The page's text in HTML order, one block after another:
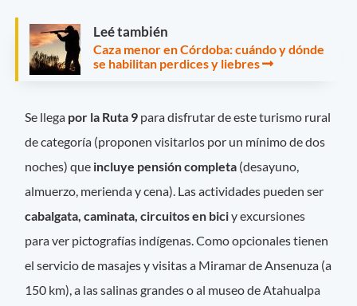
Leé también
Caza menor en Córdoba: cuándo y dónde
se habilitan perdices y liebres
Se llega por la Ruta 9 para disfrutar de este turismo rural
de categoría (proponen visitarlos por un mínimo de dos
noches) que incluye pensión completa (desayuno,
almuerzo, merienda y cena). Las actividades pueden ser
cabalgata, caminata, circuitos en biciy excursiones
para ver pictografías indígenas. Como opcionales tienen
el servicio de masajes y visitas a Miramar de Ansenuza (a
150 km), a las salinas grandes o al museo de Atahualpa